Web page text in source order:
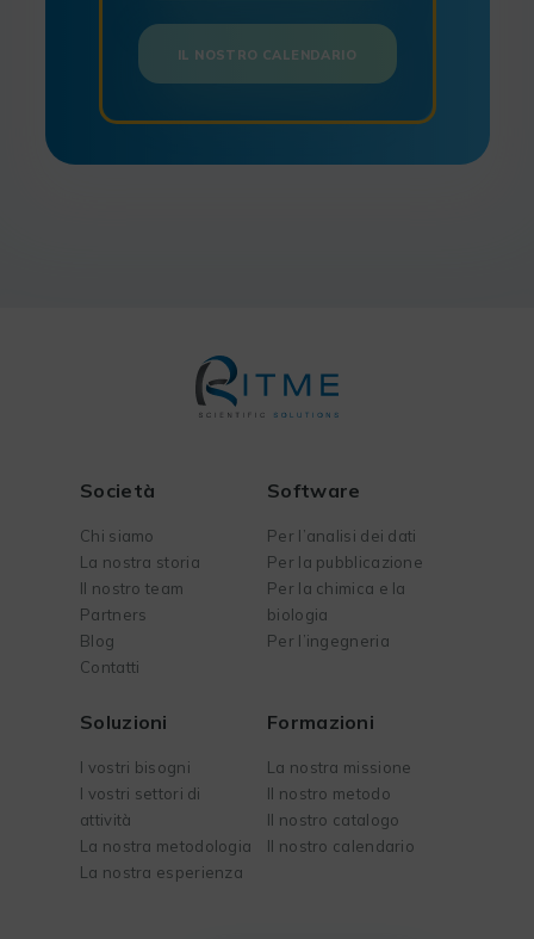
IL NOSTRO CALENDARIO
Società
Chi siamo
La nostra storia
Il nostro team
Partners
Blog
Contatti
Software
Per l’analisi dei dati
Per la pubblicazione
Per la chimica e la
biologia
Per l’ingegneria
Soluzioni
I vostri bisogni
I vostri settori di
attività
La nostra metodologia
La nostra esperienza
Formazioni
La nostra missione
Il nostro metodo
Il nostro catalogo
Il nostro calendario